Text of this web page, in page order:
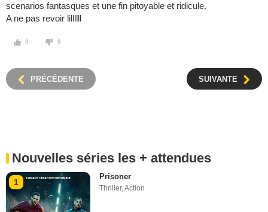
scenarios fantasques et une fin pitoyable et ridicule.
A ne pas revoir lillllll
0 0
PRÉCÉDENTE SUIVANTE
Nouvelles séries les + attendues
1
Prisoner
Thriller,Action